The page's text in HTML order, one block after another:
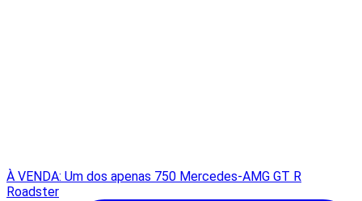
À VENDA: Um dos apenas 750 Mercedes-AMG GT R
Roadster